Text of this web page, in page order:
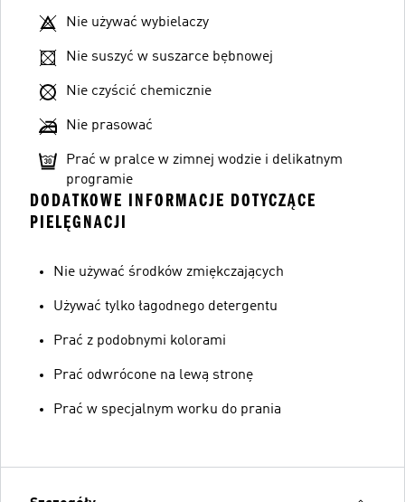
Nie używać wybielaczy
Nie suszyć w suszarce bębnowej
Nie czyścić chemicznie
Nie prasować
Prać w pralce w zimnej wodzie i delikatnym
programie
DODATKOWE INFORMACJE DOTYCZĄCE
PIELĘGNACJI
Nie używać środków zmiękczających
Używać tylko łagodnego detergentu
Prać z podobnymi kolorami
Prać odwrócone na lewą stronę
Prać w specjalnym worku do prania